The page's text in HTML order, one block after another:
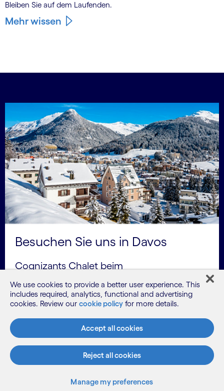
Bleiben Sie auf dem Laufenden.
Mehr wissen
Besuchen Sie uns in Davos
Cognizants Chalet beim
Promenade 68 zwischen Merantix und
dem Central Sporthotel befinden.
We use cookies to provide a better user experience. This
includes required, analytics, functional and advertising
cookies. Review our cookie policy for more details.
Accept all cookies
Reject all cookies
Manage my preferences